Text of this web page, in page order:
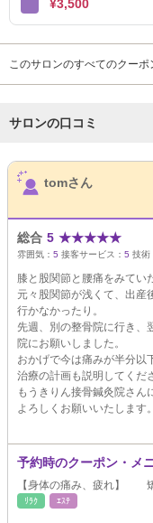
¥3,500
このサロンのすべてのクーポ
サロンの口コミ
サロン
tomさん
総合 5 ★★★★★
雰囲気： 5 接客サービス： 5 技術
膝と股関節と腰痛をみてい
元々股関節が浅くて、出産
行かなかったり。
先週、別の整骨院に行き、
院にお願いしました。
おかげで今は痛みが半分以
治療の計画も説明してくだ
もうきりん接骨鍼灸院さん
よろしくお願いいたします。
予約時のクーポン・メ
【身体の痛み、疲れ】
ﾘﾗｸ ｴｽﾃ